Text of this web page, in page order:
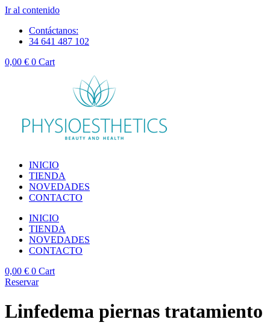
Ir al contenido
Contáctanos:
34 641 487 102
0,00 € 0 Cart
INICIO
TIENDA
NOVEDADES
CONTACTO
INICIO
TIENDA
NOVEDADES
CONTACTO
0,00 € 0 Cart
Reservar
Linfedema piernas tratamiento